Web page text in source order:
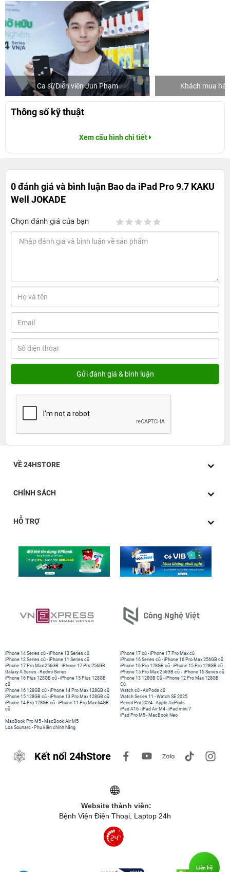
Ca sĩ/Diễn viên Jun Phạm Khách mua
Thông số kỹ thuật
Xem cấu hình chi tiết
0 đánh giá và bình luận Bao da iPad Pro 9.7 KAKU
Well JOKADE
Chọn đánh giá của bạn
VỀ 24HSTORE
CHÍNH SÁCH
HỖ TRỢ
iPhone 14 Series cũ -iPhone 13 Series cũ
iPhone 12 Series cũ -iPhone 11 Series cũ
iPhone 17 Pro Max 256GB -iPhone 17 Pro 256GB
Galaxy A Series - Redmi Series
iPhone 17 cũ -iPhone 17 Pro Max cũ
iPhone 16 Series cũ - iPhone 16 Pro Max 256GB cũ
iPhone 16 Pro 128GB cũ -iPhone 15 Pro 128GB cũ
iPhone 15 Pro Max 256GB cũ - iPhone 15 Series cũ
iPhone 16 Plus 128GB cũ -iPhone 15 Plus 128GB
cũ
iPhone 16 128GB cũ -iPhone 14 Pro Max 128GB cũ
iPhone 15 128GB cũ -iPhone 13 Pro Max 128GB cũ
iPhone 14 Pro 128GB cũ -iPhone 11 Pro Max 64GB
cũ
iPhone 13 128GB Cũ -iPhone 12 Pro Max 128GB
Cũ
Watch cũ -AirPods cũ
Watch Series 11 -Watch SE 2025
Pencil Pro 2024 -Apple AirPods
iPad A16 -iPad Air M4 -iPad mini 7
iPad Pro M5 - MacBook Neo
MacBook Pro M5 - MacBook Air M5
Loa Sounarc - Phụ kiện chính hãng
Kết nối 24hStore
Website thành viên:
Bệnh Viện Điện Thoại, Laptop 24h
Liên hệ